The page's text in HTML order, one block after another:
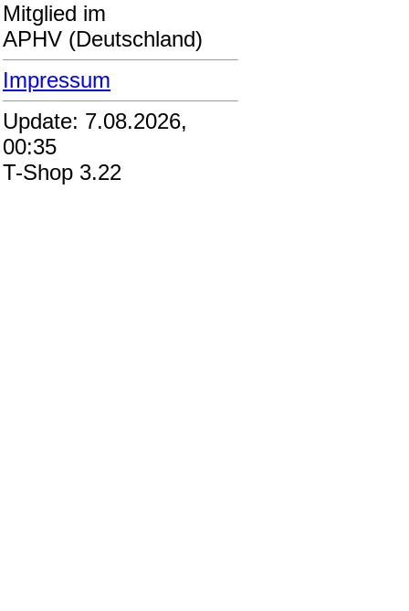
Mitglied im
APHV (Deutschland)
Impressum
Update: 7.08.2026,
00:35
T-Shop 3.22